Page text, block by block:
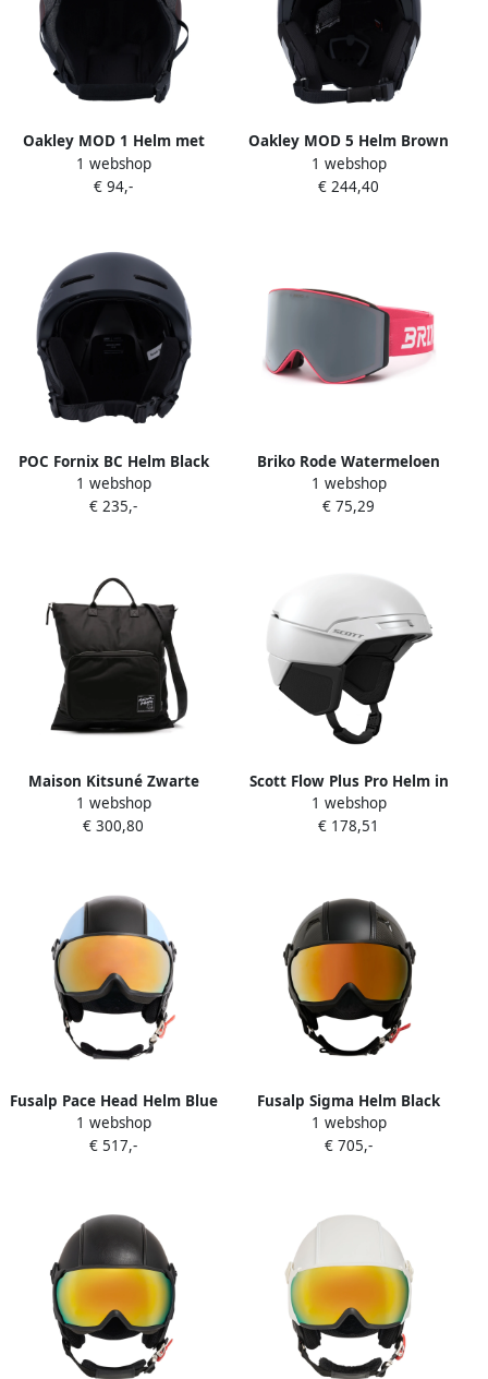
Oakley MOD 1 Helm met
Vaste Ventilatie Brown
Heren
1 webshop
€ 94,-
Oakley MOD 5 Helm Brown
Heren
1 webshop
€ 244,40
POC Fornix BC Helm Black
Unisex
1 webshop
€ 235,-
Briko Rode Watermeloen
Storm Helm Red Unisex
1 webshop
€ 75,29
Maison Kitsuné Zwarte
Helm Tas Black Heren
1 webshop
€ 300,80
Scott Flow Plus Pro Helm in
Wit White Unisex
1 webshop
€ 178,51
Fusalp Pace Head Helm Blue
Unisex
1 webshop
€ 517,-
Fusalp Sigma Helm Black
Unisex
1 webshop
€ 705,-